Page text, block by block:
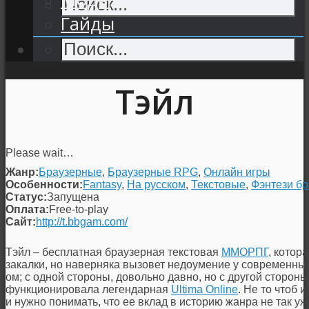
Гайды
Тэйл
Please wait…
Жанр:Браузерные, Браузерные RPG, Онлайн игры
Особенности:Fantasy, На русском, Текстовые, Фэнтези
Статус:Запущена
Оплата:Free-to-play
Сайт:http://t.bbgam.com/
Тэйл – бесплатная браузерная текстовая ММОРПГ,
закалки, но наверняка вызовет недоумение у
ом; с одной стороны, довольно давно, но с другой
функционировала легендарная Ultima Online. Не то чтоб
и нужно понимать, что ее вклад в историю жанра не так